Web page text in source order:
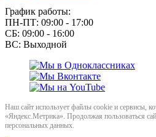
График работы:
ПН-ПТ: 09:00 - 17:00
СБ: 09:00 - 16:00
ВС: Выходной
Наш сайт использует файлы cookie и сервисы,
«Яндекс.Метрика». Продолжая пользоваться
персональных данных.